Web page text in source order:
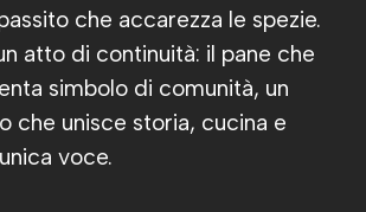
che accarezza le spezie.
atto di continuità: il pane che
simbolo di comunità, un
che unisce storia, cucina e
voce.